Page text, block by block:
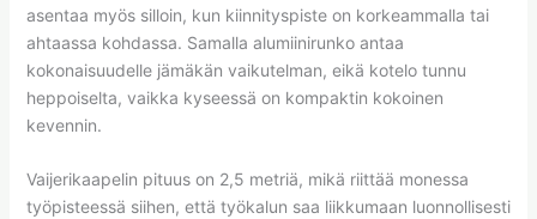
asentaa myös silloin, kun kiinnityspiste on korkeammalla tai
ahtaassa kohdassa. Samalla alumiinirunko antaa
kokonaisuudelle jämäkän vaikutelman, eikä kotelo tunnu
heppoiselta, vaikka kyseessä on kompaktin kokoinen
kevennin.
Vaijerikaapelin pituus on 2,5 metriä, mikä riittää monessa
työpisteessä siihen, että työkalun saa liikkumaan luonnollisesti